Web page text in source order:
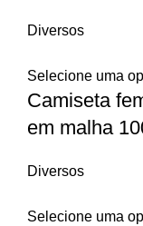
Diversos
Selecione uma
Camiseta
em malha
Diversos
Selecione uma